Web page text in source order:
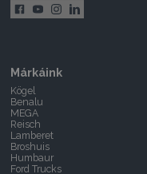
Márkáink
Kögel
Benalu
MEGA
Reisch
Lamberet
Broshuis
Humbaur
Ford Trucks